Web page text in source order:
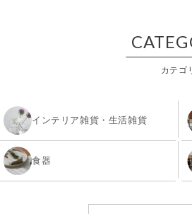
カテゴ
インテリア雑貨・生活雑貨
食器